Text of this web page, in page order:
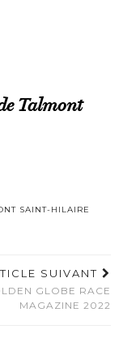
Talmont
SAINT-HILAIRE
SUIVANT
GLOBE RACE
MAGAZINE 2022